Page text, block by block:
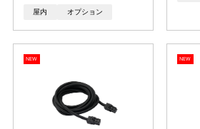
屋内 オプション
NEW NEW